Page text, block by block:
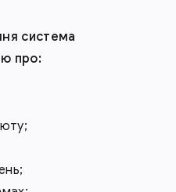
система
про: